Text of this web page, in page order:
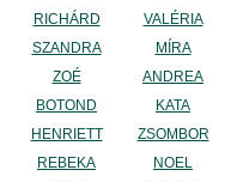
RICHÁRD
SZANDRA
ZOÉ
BOTOND
HENRIETT
REBEKA
VALÉRIA
MÍRA
ANDREA
KATA
ZSOMBOR
NOEL